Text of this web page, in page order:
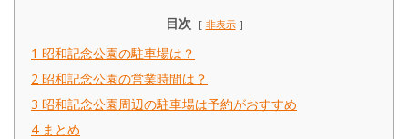
目次 非表示
1 昭和記念公園の駐車場は？
2 昭和記念公園の営業時間は？
3 昭和記念公園周辺の駐車場は予約がおすすめ
4 まとめ